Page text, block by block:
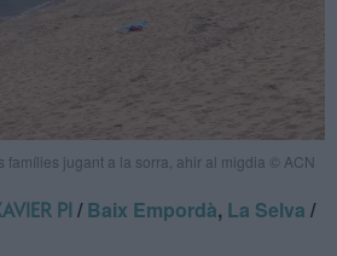
famílies jugant a la sorra, ahir al migdia © ACN
PI /Baix Empordà, La Selva /